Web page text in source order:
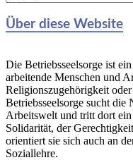
Über diese Website
Die Betriebsseelsorge ist
arbeitende Menschen und
Religionszugehörigkeit
Betriebsseelsorge sucht die
Arbeitswelt und tritt dort
Solidarität, der
orientiert sie sich auch an
Soziallehre.